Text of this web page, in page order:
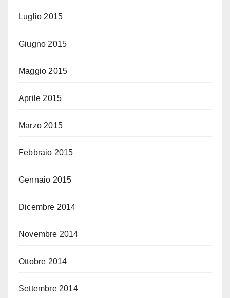
Luglio 2015
Giugno 2015
Maggio 2015
Aprile 2015
Marzo 2015
Febbraio 2015
Gennaio 2015
Dicembre 2014
Novembre 2014
Ottobre 2014
Settembre 2014